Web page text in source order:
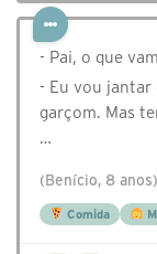
- Pai, o que
- Eu vou jantar
garçom. Mas
…
(Benício, 8 anos)
Comida